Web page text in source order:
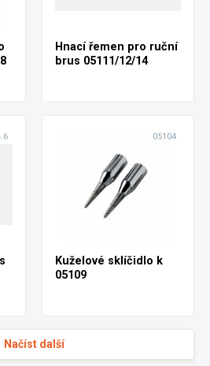
Hnací řemen pro ruční
brus 05111/12/14
05104
Kuželové sklíčidlo k
05109
Načíst další